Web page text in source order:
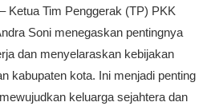
– Ketua Tim Penggerak (TP) PKK
Soni menegaskan pentingnya
dan menyelaraskan kebijakan
kabupaten kota. Ini menjadi penting
keluarga sejahtera dan